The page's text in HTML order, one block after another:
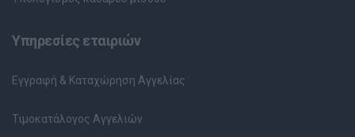
Υπηρεσίες εταιριών
Εγγραφή & Καταχώρηση Αγγελίας
Τιμοκατάλογος Αγγελιών